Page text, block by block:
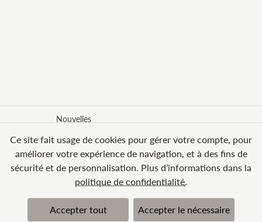
Nouvelles
Formules d’adhésion
Offrir Imagine Clarity
Télécharger dans Disponible sur
© 2026 BN Clarity Inc
Conditions générales
Ce site fait usage de cookies pour gérer votre compte, pour
améliorer votre expérience de navigation, et à des fins de
sécurité et de personnalisation. Plus d’informations dans la
politique de confidentialité.
Accepter tout Accepter le nécessaire